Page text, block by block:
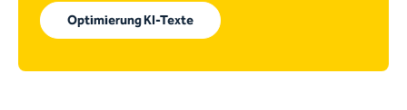
Optimierung KI-Texte